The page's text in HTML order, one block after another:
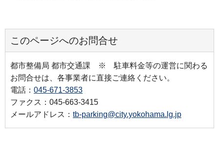
このページへのお問合せ
都市整備局 都市交通課 ※ 駐車料金等の運営に関わる
お問合せは、各事業者に直接ご連絡ください。
電話： 045-671-3853
ファクス：045-663-3415
メールアドレス： tb-parking@city.yokohama.lg.jp